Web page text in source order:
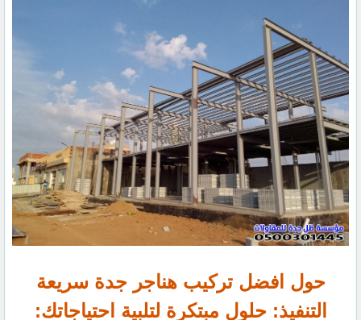
حول افضل تركيب هناجر جدة سريعة
التنفيذ: حلول مبتكرة لتلبية احتياجاتك: